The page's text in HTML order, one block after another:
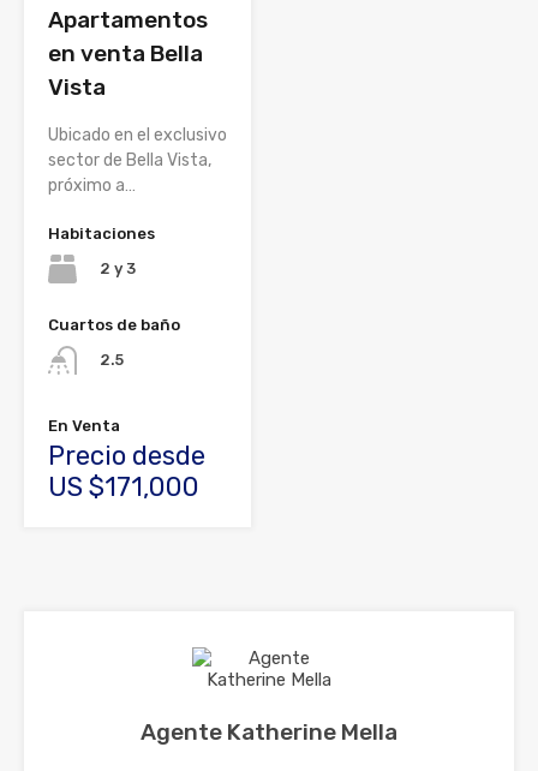
Apartamentos
en venta Bella
Vista
Ubicado en el exclusivo
sector de Bella Vista,
próximo a…
Habitaciones
2 y 3
Cuartos de baño
2.5
En Venta
Precio desde
US $171,000
Agente Katherine Mella